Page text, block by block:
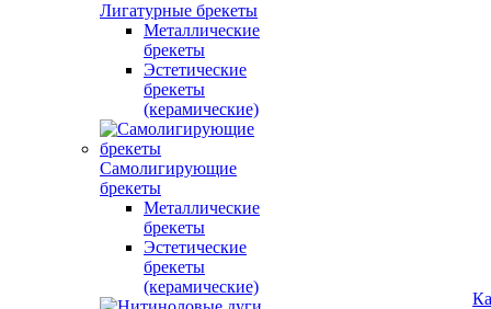
Лигатурные брекеты
Металлические
брекеты
Эстетические
брекеты
(керамические)
Самолигирующие
брекеты
Металлические
брекеты
Эстетические
брекеты
(керамические)